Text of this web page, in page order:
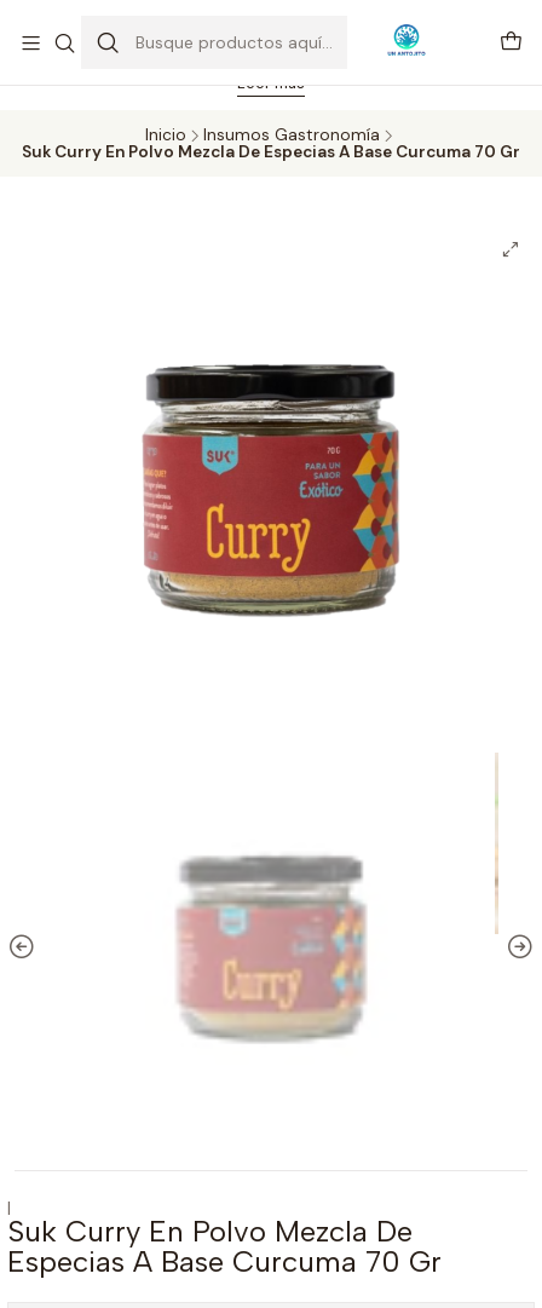
Feriado 21-05-2026 atención hasta las 14 hrs. Envío GRATIS mismo
día solo área Metropolitana Santiago por compras desde CLP 39.900.
Pedidos hasta 16 hrs., sábados y domingos hasta 14 hrs.
Leer más
Inicio
Insumos Gastronomía
Suk Curry En Polvo Mezcla De Especias A Base Curcuma 70 Gr
|
Suk Curry En Polvo Mezcla De
Especias A Base Curcuma 70 Gr